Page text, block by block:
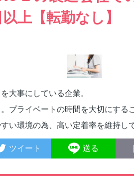
上【転勤なし】
大事にしている企業。
プライベートの時間を大切にする
い環境の為、高い定着率を維持し
ツイート 送る